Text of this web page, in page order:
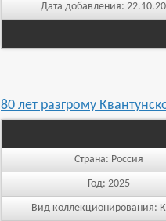
Дата добавления:
80 лет разгрому
Страна: Россия
Год: 2025
Вид коллекционирования: